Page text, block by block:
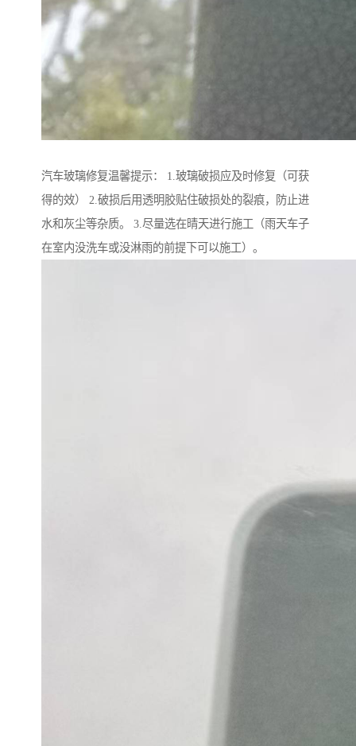
汽车玻璃修复温馨提示： 1.玻璃破损应及时修复（可获
得的效） 2.破损后用透明胶贴住破损处的裂痕，防止进
水和灰尘等杂质。 3.尽量选在晴天进行施工（雨天车子
在室内没洗车或没淋雨的前提下可以施工）。